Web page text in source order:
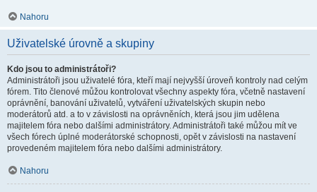
Nahoru
Uživatelské úrovně a skupiny
Kdo jsou to administrátoři?
Administrátoři jsou uživatelé fóra, kteří mají nejvyšší úroveň kontroly nad celým
fórem. Tito členové můžou kontrolovat všechny aspekty fóra, včetně nastavení
oprávnění, banování uživatelů, vytváření uživatelských skupin nebo
moderátorů atd. a to v závislosti na oprávněních, která jsou jim udělena
majitelem fóra nebo dalšími administrátory. Administrátoři také můžou mít ve
všech fórech úplné moderátorské schopnosti, opět v závislosti na nastavení
provedeném majitelem fóra nebo dalšími administrátory.
Nahoru